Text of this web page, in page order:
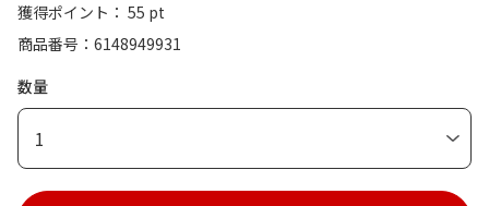
獲得ポイント： 55 pt
商品番号
6148949931
数量
1